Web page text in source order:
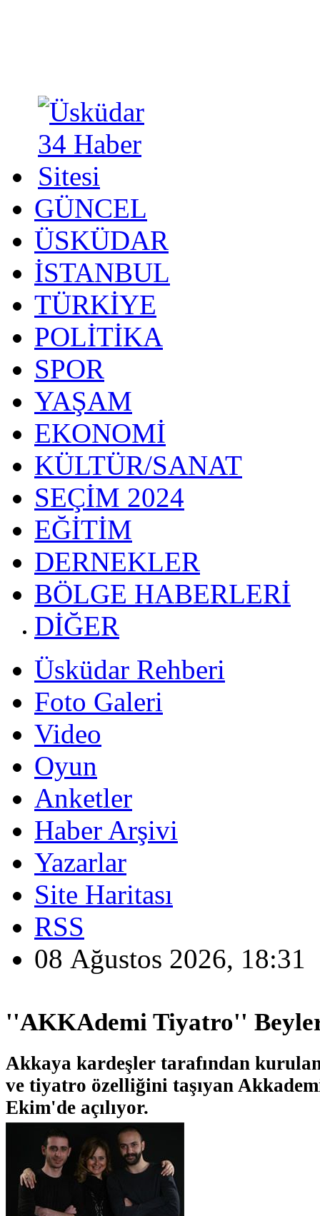
GÜNCEL
ÜSKÜDAR
İSTANBUL
TÜRKİYE
POLİTİKA
SPOR
YAŞAM
EKONOMİ
KÜLTÜR/SANAT
SEÇİM 2024
EĞİTİM
DERNEKLER
BÖLGE HABERLERİ
DİĞER
Üsküdar Rehberi
Foto Galeri
Video
Oyun
Anketler
Haber Arşivi
Yazarlar
Site Haritası
RSS
08 Ağustos 2026, 18:31
''AKKAdemi Tiyatro''
Akkaya kardeşler tarafından
ve tiyatro özelliğini taşıyan
Ekim'de açılıyor.